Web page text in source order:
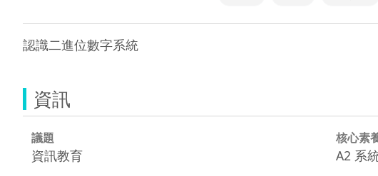
資訊
議題
資訊教育
核心素
A2 系